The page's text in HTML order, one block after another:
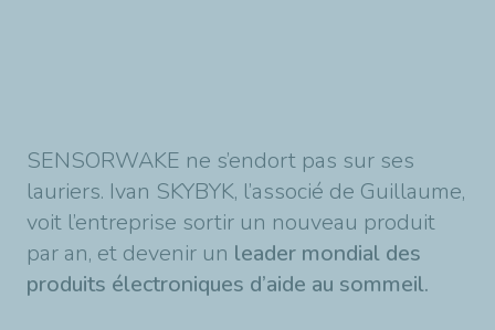
SENSORWAKE ne s’endort pas sur ses
lauriers. Ivan SKYBYK, l’associé de Guillaume,
voit l’entreprise sortir un nouveau produit
par an, et devenir un leader mondial des
produits électroniques d’aide au sommeil.